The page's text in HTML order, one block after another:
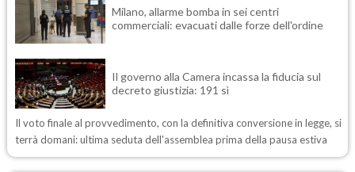
Milano, allarme bomba in sei centri
commerciali: evacuati dalle forze dell'ordine
Il governo alla Camera incassa la fiducia sul
decreto giustizia: 191 sì
Il voto finale al provvedimento, con la definitiva conversione in legge, si
terrà domani: ultima seduta dell'assemblea prima della pausa estiva